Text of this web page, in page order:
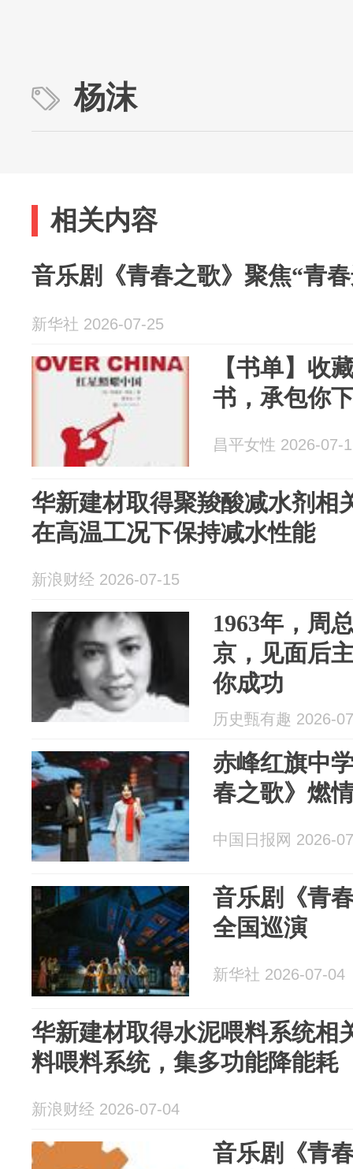
杨沫
相关内容
音乐剧《青春之歌》聚焦“青
新华社 2026-07-25
【书单】收
书，承包你
昌平女性 2026-07-
华新建材取得聚羧酸减水剂相
在高温工况下保持减水性能
新浪财经 2026-07-15
1963年，周
京，见面后
你成功
历史甄有趣 2026-
赤峰红旗中
春之歌》燃
中国日报网 2026-
音乐剧《青
全国巡演
新华社 2026-07-04
华新建材取得水泥喂料系统相
料喂料系统，集多功能降能耗
新浪财经 2026-07-04
音乐剧《青